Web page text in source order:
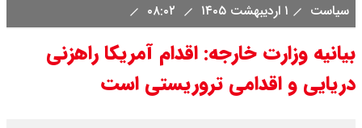
سیاست ۱ اردیبهشت ۱۴۰۵
بیانیه وزارت خارجه: اقدام آمریکا راهزنی
دریایی و اقدامی تروریستی است